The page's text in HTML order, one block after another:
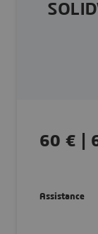
60 € |
Assistance